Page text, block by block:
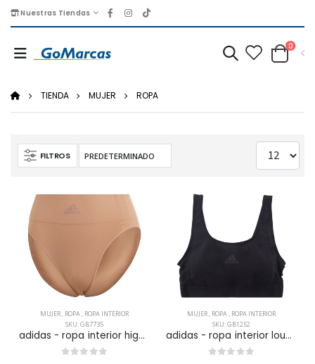
Nuestras Tiendas
0
TIENDA MUJER ROPA
FILTROS
MUJER, ROPA, ROPA INTERIOR
SKU: GB7735
adidas - ropa interior high leg brief - bragas para mujer
MUJER, ROPA, ROPA INTERIOR
SKU: GB1252
adidas - ropa interior lounge bra removable cookies - sostenes para mujer